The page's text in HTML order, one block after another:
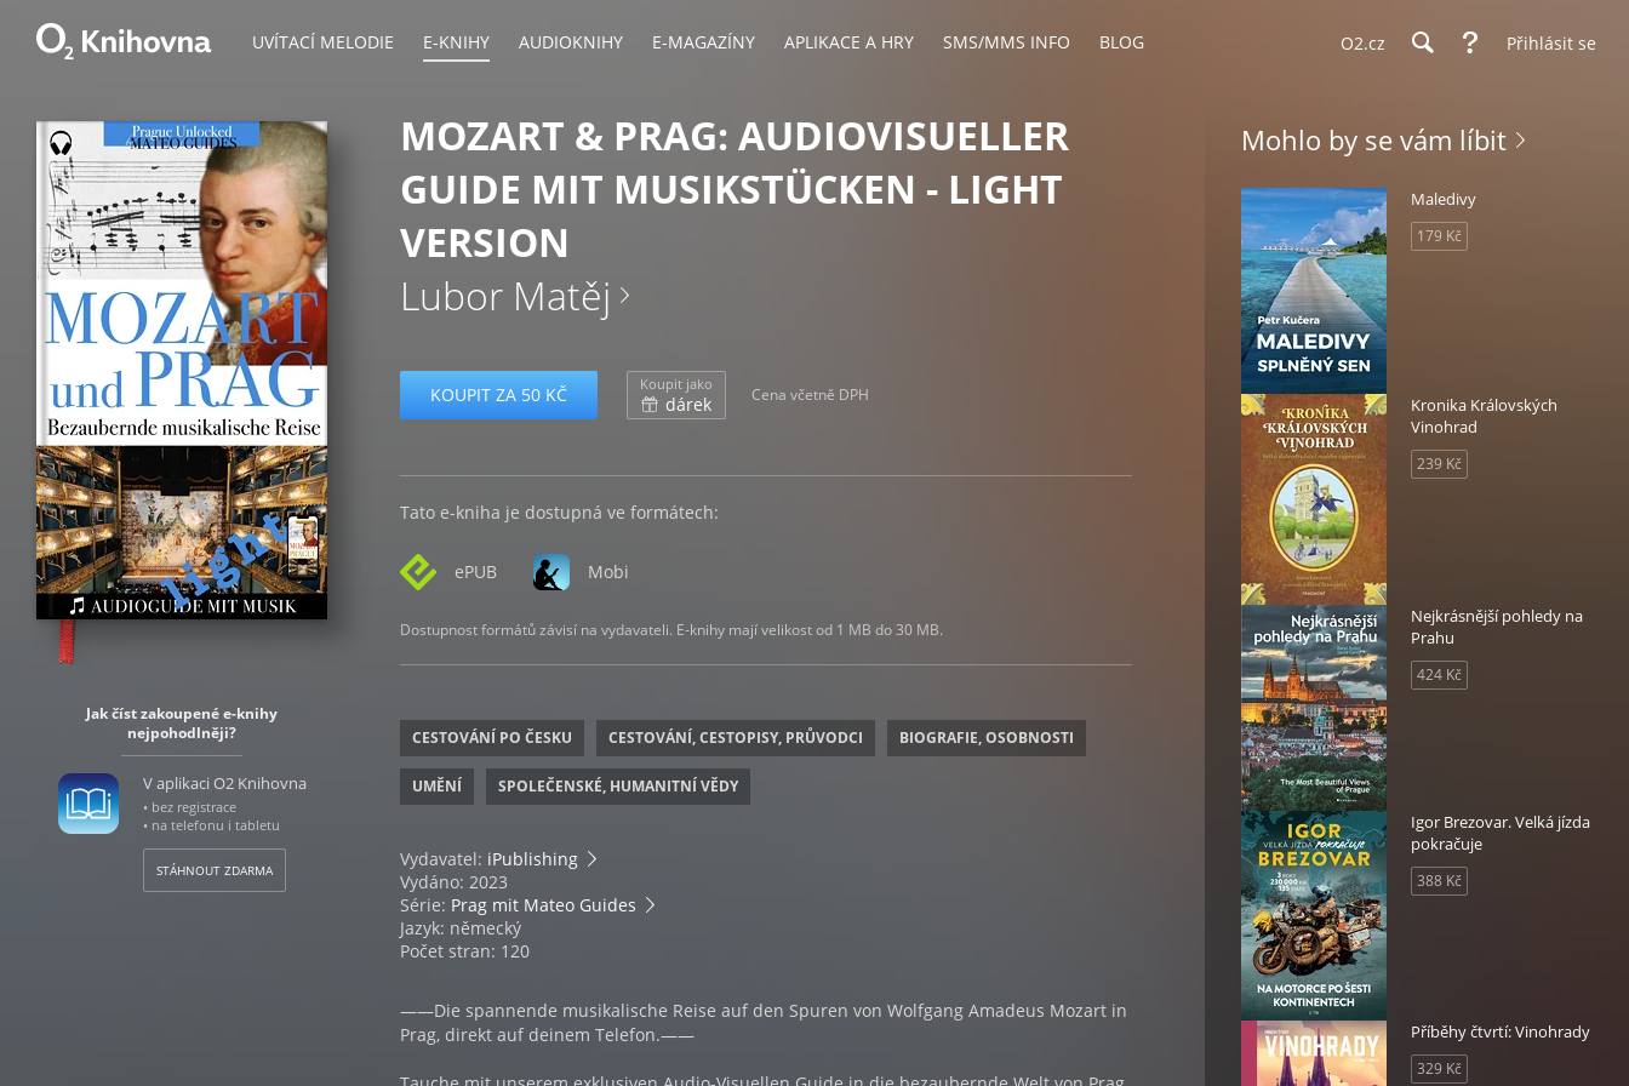
UVÍTACÍ MELODIE E-KNIHY AUDIOKNIHY E-MAGAZÍNY APLIKACE A HRY SMS/MMS INFO BLOG O2.cz Přihlásit se
Jak číst zakoupené e-knihy
nejpohodlněji?
V aplikaci O2 Knihovna
• bez registrace
• na telefonu i tabletu
STÁHNOUT ZDARMA
MOZART & PRAG: AUDIOVISUELLER
GUIDE MIT MUSIKSTÜCKEN - LIGHT
VERSION
Lubor Matěj
KOUPIT ZA 50 KČ Koupit jako
dárek Cena včetně DPH
Tato e-kniha je dostupná ve formátech:
ePUB Mobi
Dostupnost formátů závisí na vydavateli. E-knihy mají velikost od 1 MB do 30 MB.
CESTOVÁNÍ PO ČESKU CESTOVÁNÍ, CESTOPISY, PRŮVODCI BIOGRAFIE, OSOBNOSTI
UMĚNÍ SPOLEČENSKÉ, HUMANITNÍ VĚDY
Vydavatel: iPublishing
Vydáno: 2023
Série: Prag mit Mateo Guides
Jazyk: německý
Počet stran: 120
——Die spannende musikalische Reise auf den Spuren von Wolfgang Amadeus Mozart in
Prag, direkt auf deinem Telefon.——
Mohlo by se vám líbit
Maledivy
179 Kč
Kronika Královských
Vinohrad
239 Kč
Nejkrásnější pohledy na
Prahu
424 Kč
Igor Brezovar. Velká jízda
pokračuje
388 Kč
Příběhy čtvrtí: Vinohrady
329 Kč